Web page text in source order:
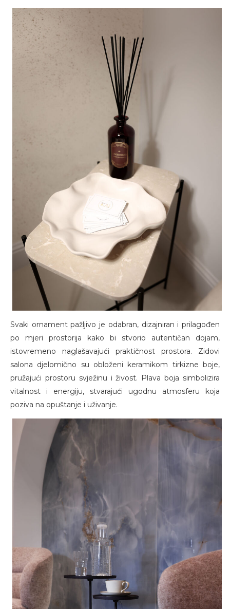
Svaki ornament pažljivo je odabran, dizajniran i prilagođen
po mjeri prostorija kako bi stvorio autentičan dojam,
istovremeno naglašavajući praktičnost prostora. Zidovi
salona djelomično su obloženi keramikom tirkizne boje,
pružajući prostoru svježinu i živost. Plava boja simbolizira
vitalnost i energiju, stvarajući ugodnu atmosferu koja
poziva na opuštanje i uživanje.